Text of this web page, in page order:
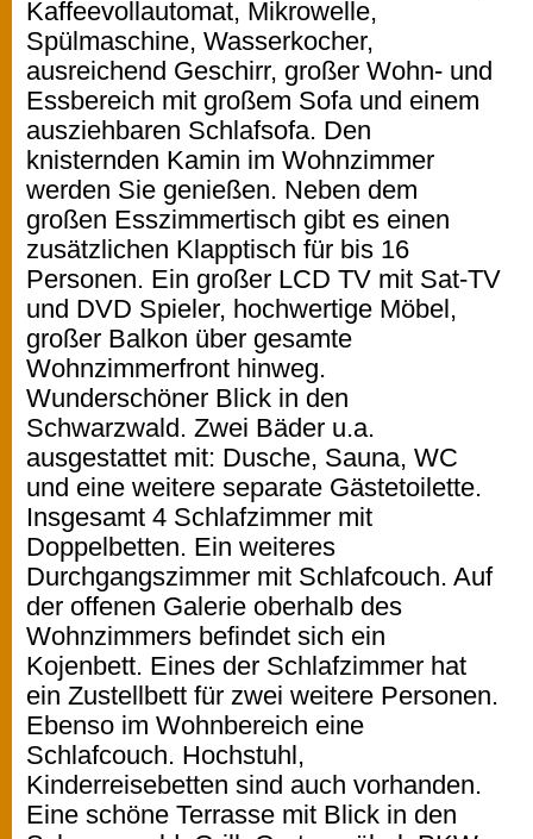
Kaffeevollautomat, Mikrowelle,
Spülmaschine, Wasserkocher,
ausreichend Geschirr, großer Wohn- und
Essbereich mit großem Sofa und einem
ausziehbaren Schlafsofa. Den
knisternden Kamin im Wohnzimmer
werden Sie genießen. Neben dem
großen Esszimmertisch gibt es einen
zusätzlichen Klapptisch für bis 16
Personen. Ein großer LCD TV mit Sat-TV
und DVD Spieler, hochwertige Möbel,
großer Balkon über gesamte
Wohnzimmerfront hinweg.
Wunderschöner Blick in den
Schwarzwald. Zwei Bäder u.a.
ausgestattet mit: Dusche, Sauna, WC
und eine weitere separate Gästetoilette.
Insgesamt 4 Schlafzimmer mit
Doppelbetten. Ein weiteres
Durchgangszimmer mit Schlafcouch. Auf
der offenen Galerie oberhalb des
Wohnzimmers befindet sich ein
Kojenbett. Eines der Schlafzimmer hat
ein Zustellbett für zwei weitere Personen.
Ebenso im Wohnbereich eine
Schlafcouch. Hochstuhl,
Kinderreisebetten sind auch vorhanden.
Eine schöne Terrasse mit Blick in den